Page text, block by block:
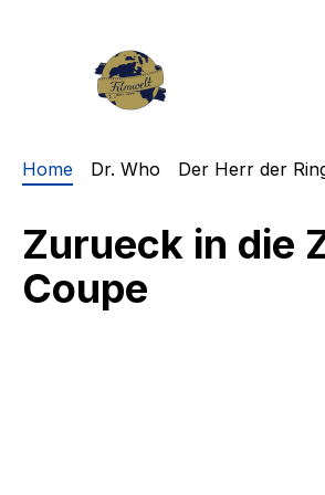
Home Dr. Who Der Herr der
Zurueck in die
Coupe